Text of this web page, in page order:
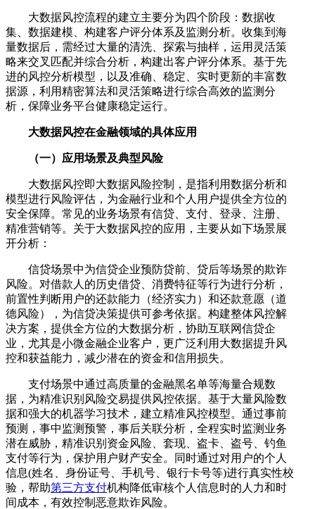
大数据风控流程的建立主要分为四个阶段：数据收
集、数据建模、构建客户评分体系及监测分析。收集到海
量数据后，需经过大量的清洗、探索与抽样，运用灵活策
略来交叉匹配并综合分析，构建出客户评分体系。基于先
进的风控分析模型，以及准确、稳定、实时更新的丰富数
据源，利用精密算法和灵活策略进行综合高效的监测分
析，保障业务平台健康稳定运行。
大数据风控在金融领域的具体应用
（一）应用场景及典型风险
大数据风控即大数据风险控制，是指利用数据分析和
模型进行风险评估，为金融行业和个人用户提供全方位的
安全保障。常见的业务场景有信贷、支付、登录、注册、
精准营销等。关于大数据风控的应用，主要从如下场景展
开分析：
信贷场景中为信贷企业预防贷前、贷后等场景的欺诈
风险。对借款人的历史借贷、消费特征等行为进行分析，
前置性判断用户的还款能力（经济实力）和还款意愿（道
德风险），为信贷决策提供可参考依据。构建整体风控解
决方案，提供全方位的大数据分析，协助互联网信贷企
业，尤其是小微金融企业客户，更广泛利用大数据提升风
控和获益能力，减少潜在的资金和信用损失。
支付场景中通过高质量的金融黑名单等海量合规数
据，为精准识别风险交易提供风控依据。基于大量风险数
据和强大的机器学习技术，建立精准风控模型。通过事前
预测，事中监测预警，事后关联分析，全程实时监测业务
潜在威胁，精准识别资金风险、套现、盗卡、盗号、钓鱼
支付等行为，保护用户财产安全。同时通过对用户的个人
信息(姓名、身份证号、手机号、银行卡号等)进行真实性校
验，帮助第三方支付机构降低审核个人信息时的人力和时
间成本，有效控制恶意欺诈风险。